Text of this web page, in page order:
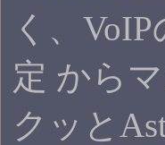
く、
定 から
クッと